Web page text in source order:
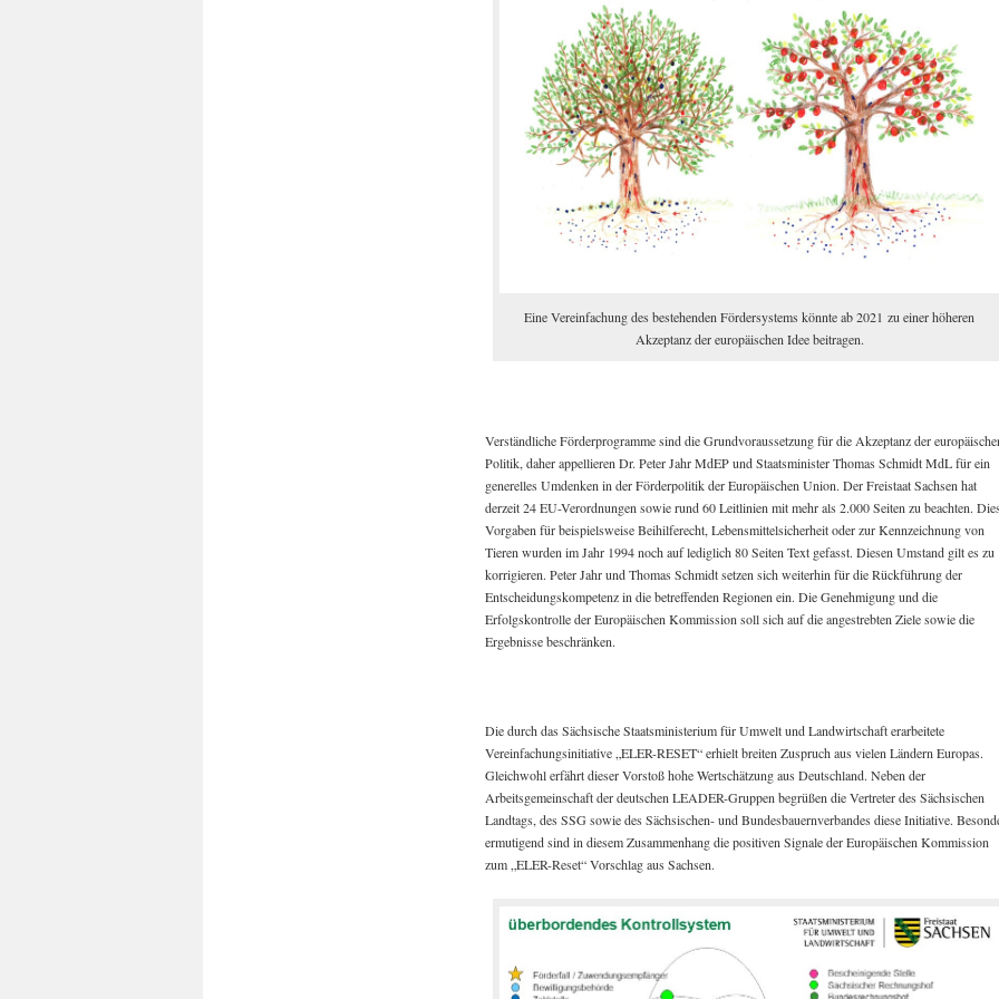
Eine Vereinfachung des bestehenden Fördersystems könnte ab 2021 zu einer höheren
Akzeptanz der europäischen Idee beitragen.
Verständliche Förderprogramme sind die Grundvoraussetzung für die Akzeptanz der
Politik, daher appellieren Dr. Peter Jahr MdEP und Staatsminister Thomas Schmidt MdL für ein
generelles Umdenken in der Förderpolitik der Europäischen Union. Der Freistaat Sachsen hat
derzeit 24 EU-Verordnungen sowie rund 60 Leitlinien mit mehr als 2.000 Seiten zu beachten.
Vorgaben für beispielsweise Beihilferecht, Lebensmittelsicherheit oder zur Kennzeichnung von
Tieren wurden im Jahr 1994 noch auf lediglich 80 Seiten Text gefasst. Diesen Umstand gilt es zu
korrigieren. Peter Jahr und Thomas Schmidt setzen sich weiterhin für die Rückführung der
Entscheidungskompetenz in die betreffenden Regionen ein. Die Genehmigung und die
Erfolgskontrolle der Europäischen Kommission soll sich auf die angestrebten Ziele sowie die
Ergebnisse beschränken.
Die durch das Sächsische Staatsministerium für Umwelt und Landwirtschaft erarbeitete
Vereinfachungsinitiative „ELER-RESET“ erhielt breiten Zuspruch aus vielen Ländern Europas.
Gleichwohl erfährt dieser Vorstoß hohe Wertschätzung aus Deutschland. Neben der
Arbeitsgemeinschaft der deutschen LEADER-Gruppen begrüßen die Vertreter des Sächsischen
Landtags, des SSG sowie des Sächsischen- und Bundesbauernverbandes diese Initiative.
ermutigend sind in diesem Zusammenhang die positiven Signale der Europäischen Kommission
zum „ELER-Reset“ Vorschlag aus Sachsen.